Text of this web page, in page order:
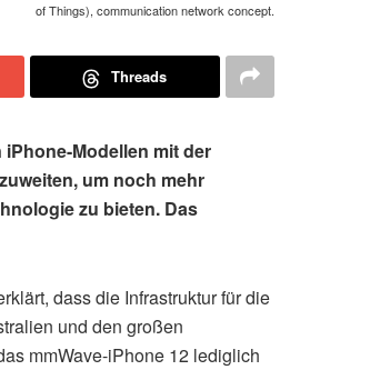
of Things), communication network concept.
Threads
Modellen mit der
um noch mehr
zu bieten. Das
dass die Infrastruktur für die
und den großen
mmWave-iPhone 12 lediglich